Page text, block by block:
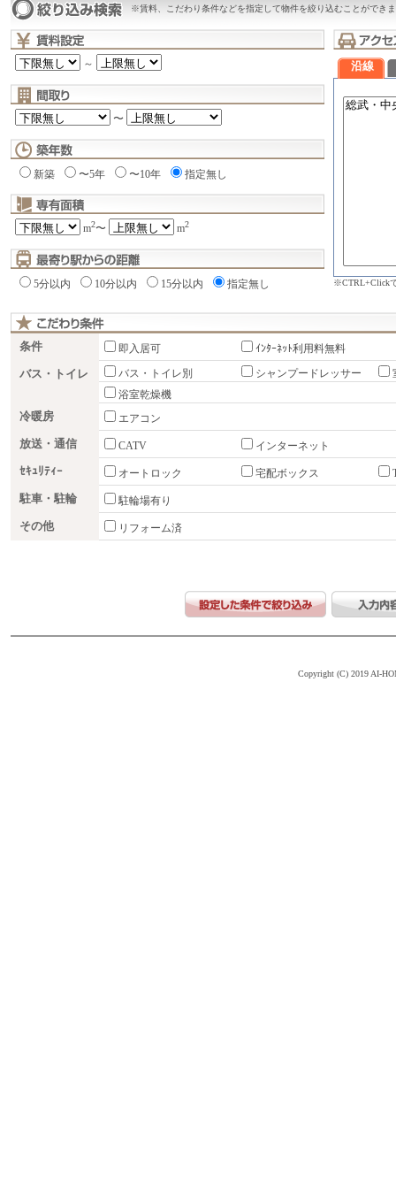
※賃料、こだわり条件などを指定して物件を絞り込むことができ
～
〜
新築 〜5年 〜10年 指定無し
m2〜 m2
5分以内 10分以内 15分以内 指定無し
沿線
※CTRL+Click
条件 即入居可 ｲﾝﾀｰﾈｯﾄ利用料無料
バス・トイレ バス・トイレ別 シャンプードレッサー
浴室乾燥機
冷暖房 エアコン
放送・通信 CATV インターネット
ｾｷｭﾘﾃｨｰ オートロック 宅配ボックス
駐車・駐輪 駐輪場有り
その他 リフォーム済
Copyright (C) 2019 AI-